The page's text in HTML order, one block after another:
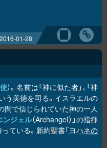
2016-01-28
）。名前は「神に似た者」、「神
う美徳を司る。イスラエルの
間で信じられていた神の一人
ンジェル（Archangel）」の指揮
っている。新約聖書「ヨハネの